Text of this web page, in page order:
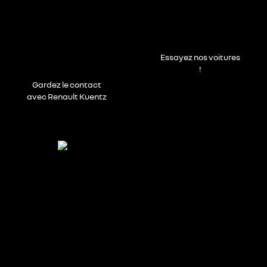
Gardez le contact
avec Renault Kuentz
Essayez nos voitures
!